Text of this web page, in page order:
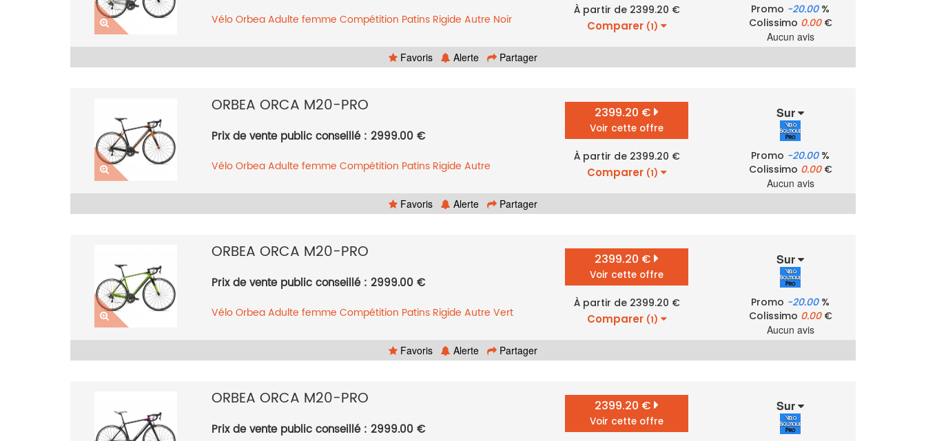
VéloOrbeaAdulte femme Compétition Patins Rigide Autre Noir
À partir de 2399.20 €
Comparer (1)
Promo -20.00%
Colissimo 0.00€
Aucun avis
Favoris
Alerte Partager
ORBEA ORCA M20-PRO
Prix de vente public conseillé : 2999.00 €
VéloOrbeaAdulte femme Compétition Patins Rigide Autre
2399.20 €
Voir cette offre
À partir de 2399.20 €
Comparer (1)
Sur
Promo -20.00%
Colissimo 0.00€
Aucun avis
Favoris
Alerte Partager
ORBEA ORCA M20-PRO
Prix de vente public conseillé : 2999.00 €
VéloOrbeaAdulte femme Compétition Patins Rigide Autre Vert
2399.20 €
Voir cette offre
À partir de 2399.20 €
Comparer (1)
Sur
Promo -20.00%
Colissimo 0.00€
Aucun avis
Favoris
Alerte Partager
ORBEA ORCA M20-PRO
Prix de vente public conseillé : 2999.00 €
2399.20 €
Voir cette offre
Sur